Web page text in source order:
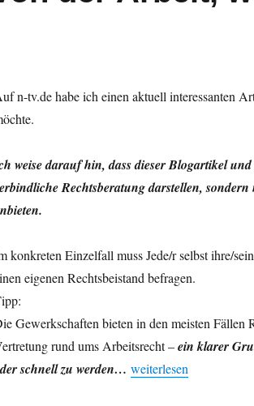
n-tv.de habe ich einen aktuell interessanten
weise darauf hin, dass dieser Blogartikel
Rechtsberatung darstellen,
konkreten Einzelfall muss Jede/r selbst ihre/
eigenen Rechtsbeistand befragen.
Gewerkschaften bieten in den meisten Fällen
rund ums Arbeitsrecht –ein klarer
schnell zu werden… „Fernbleiben von der
weiterlesen